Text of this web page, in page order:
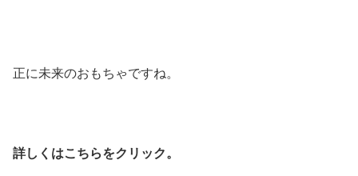
正に未来のおもちゃですね。
詳しくはこちらをクリック。